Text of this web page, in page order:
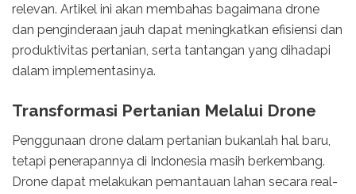
relevan. Artikel ini akan membahas bagaimana drone
dan penginderaan jauh dapat meningkatkan efisiensi dan
produktivitas pertanian, serta tantangan yang dihadapi
dalam implementasinya.
Transformasi Pertanian Melalui Drone
Penggunaan drone dalam pertanian bukanlah hal baru,
tetapi penerapannya di Indonesia masih berkembang.
Drone dapat melakukan pemantauan lahan secara real-